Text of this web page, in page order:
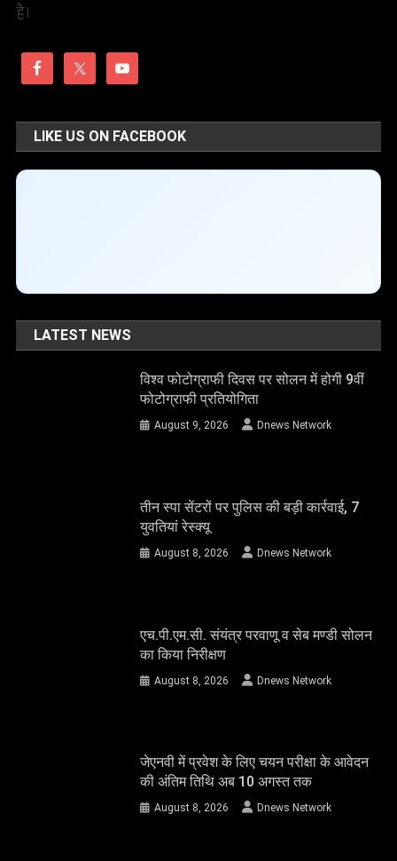
है।
LIKE US ON FACEBOOK
LATEST NEWS
विश्व फोटोग्राफी दिवस पर सोलन में होगी 9वीं
फोटोग्राफी प्रतियोगिता
August 9, 2026 Dnews Network
तीन स्पा सेंटरों पर पुलिस की बड़ी कार्रवाई, 7
युवतियां रेस्क्यू
August 8, 2026 Dnews Network
एच.पी.एम.सी. संयंत्र परवाणू व सेब मण्डी सोलन
का किया निरीक्षण
August 8, 2026 Dnews Network
जेएनवी में प्रवेश के लिए चयन परीक्षा के आवेदन
की अंतिम तिथि अब 10 अगस्त तक
August 8, 2026 Dnews Network